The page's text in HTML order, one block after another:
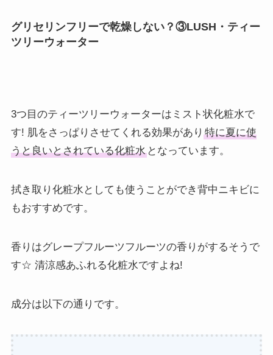
グリセリンフリーで乾燥しない？③LUSH・ティー
ツリーウォーター
3つ目のティーツリーウォーターはミスト状化粧水で
す! 肌をさっぱりさせてくれる効果があり 特に夏に使
うと良いとされている化粧水となっています。
拭き取り化粧水としても使うことができ背中ニキビに
もおすすめです。
香りはグレープフルーツフルーツの香りがするそうで
す☆ 清涼感あふれる化粧水ですよね!
成分は以下の通りです。